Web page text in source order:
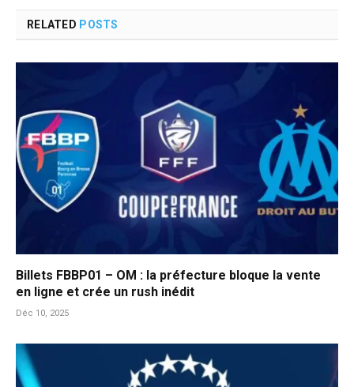
RELATED POSTS
Billets FBBP01 – OM : la préfecture bloque la vente
en ligne et crée un rush inédit
Déc 10, 2025